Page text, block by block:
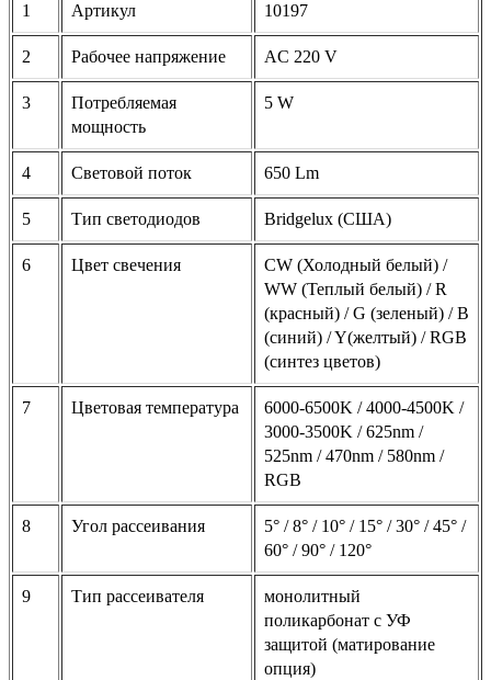
1 Артикул 10197
2 Рабочее напряжение AC 220 V
3
Потребляемая
мощность
5 W
4 Световой поток 650 Lm
5 Тип светодиодов Bridgelux (США)
6 Цвет свечения
CW (Холодный белый) /
WW (Теплый белый) / R
(красный) / G (зеленый) / B
(синий) / Y(желтый) / RGB
(синтез цветов)
7 Цветовая температура
6000-6500K / 4000-4500K /
3000-3500K / 625nm /
525nm / 470nm / 580nm /
RGB
8 Угол рассеивания
5° / 8° / 10° / 15° / 30° / 45° /
60° / 90° / 120°
9 Тип рассеивателя
монолитный
поликарбонат с УФ
защитой (матирование
опция)